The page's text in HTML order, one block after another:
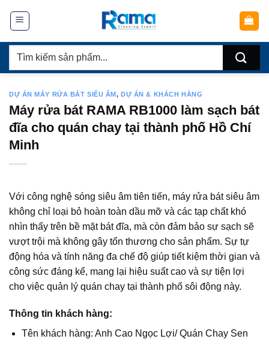
dung
Tìm
DỰ ÁN MÁY RỬA BÁT SIÊU ÂM,DỰ ÁN & KHÁCH HÀNG
Máy rửa bát RAMA RB1000 làm sạch bát
đĩa cho quán chay tại thành phố Hồ Chí
Minh
Với công nghệ sóng siêu âm tiên tiến, máy rửa bát siêu âm
không chỉ loại bỏ hoàn toàn dầu mỡ và các tạp chất khó
nhìn thấy trên bề mặt bát đĩa, mà còn đảm bảo sự sạch sẽ
vượt trội mà không gây tổn thương cho sản phẩm. Sự tự
động hóa và tính năng đa chế độ giúp tiết kiệm thời gian và
công sức đáng kể, mang lại hiệu suất cao và sự tiện lợi
cho việc quản lý quán chay tại thành phố sôi động này.
Thông tin khách hàng:
Tên khách hàng: Anh Cao Ngọc Lợi/ Quán Chay Sen